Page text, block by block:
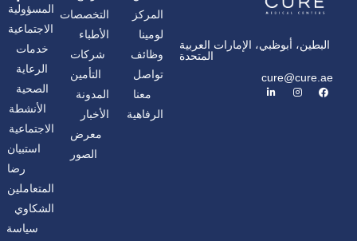
البطين، أبوظبي، الإمارات العربية
المتحدة
cure@cure.ae
ف
ي
ا
ن
ل
ي
المركز
لومينا
وظائف
تواصل
معنا
الرفاهية
التخصصات
الأطباء
شركات
التأمين
المدونة
الأخبار
معرض
الصور
المسؤولية
الاجتماعية
خدمات
الرعاية
الصحية
الأنشطة
الاجتماعية
استبيان
رضا
المتعاملين
الشكاوي
سياسة